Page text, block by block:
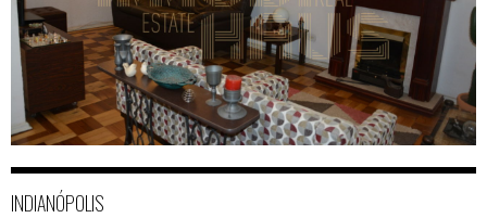
INDIANÓPOLIS